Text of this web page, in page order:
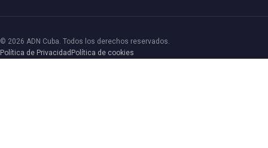
© 2026 ADN Cuba. Todos los derechos reservados.
Política de Privacidad Política de cookies